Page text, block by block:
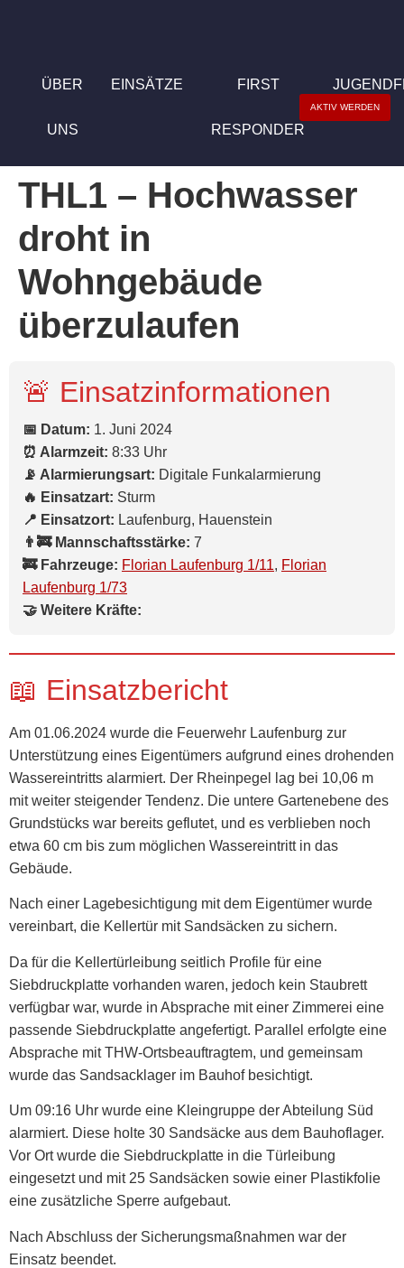
ÜBER
UNS
EINSÄTZE FIRST
RESPONDER
AKTIV WERDEN
THL1 – Hochwasser
droht in
Wohngebäude
überzulaufen
🚨 Einsatzinformationen
📅 Datum: 1. Juni 2024
⏰ Alarmzeit: 8:33 Uhr
📡 Alarmierungsart: Digitale Funkalarmierung
🔥 Einsatzart: Sturm
📍 Einsatzort: Laufenburg, Hauenstein
👨‍🚒 Mannschaftsstärke: 7
🚒 Fahrzeuge: Florian Laufenburg 1/11, Florian
Laufenburg 1/73
🤝 Weitere Kräfte:
📖 Einsatzbericht
Am 01.06.2024 wurde die Feuerwehr Laufenburg zur
Unterstützung eines Eigentümers aufgrund eines drohenden
Wassereintritts alarmiert. Der Rheinpegel lag bei 10,06 m
mit weiter steigender Tendenz. Die untere Gartenebene des
Grundstücks war bereits geflutet, und es verblieben noch
etwa 60 cm bis zum möglichen Wassereintritt in das
Gebäude.
Nach einer Lagebesichtigung mit dem Eigentümer wurde
vereinbart, die Kellertür mit Sandsäcken zu sichern.
Da für die Kellertürleibung seitlich Profile für eine
Siebdruckplatte vorhanden waren, jedoch kein Staubrett
verfügbar war, wurde in Absprache mit einer Zimmerei eine
passende Siebdruckplatte angefertigt. Parallel erfolgte eine
Absprache mit THW-Ortsbeauftragtem, und gemeinsam
wurde das Sandsacklager im Bauhof besichtigt.
Um 09:16 Uhr wurde eine Kleingruppe der Abteilung Süd
alarmiert. Diese holte 30 Sandsäcke aus dem Bauhoflager.
Vor Ort wurde die Siebdruckplatte in die Türleibung
eingesetzt und mit 25 Sandsäcken sowie einer Plastikfolie
eine zusätzliche Sperre aufgebaut.
Nach Abschluss der Sicherungsmaßnahmen war der
Einsatz beendet.